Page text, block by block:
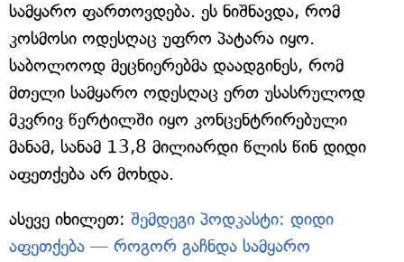
სამყარო ფართოვდება. ეს ნიშნავდა, რომ
კოსმოსი ოდესღაც უფრო პატარა იყო.
საბოლოოდ მეცნიერებმა დაადგინეს, რომ
მთელი სამყარო ოდესღაც ერთ უსასრულოდ
მკვრივ წერტილში იყო კონცენტრირებული
მანამ, სანამ 13,8 მილიარდი წლის წინ დიდი
აფეთქება არ მოხდა.
ასევე იხილეთ: შემდეგი პოდკასტი: დიდი
აფეთქება — როგორ გაჩნდა სამყარო